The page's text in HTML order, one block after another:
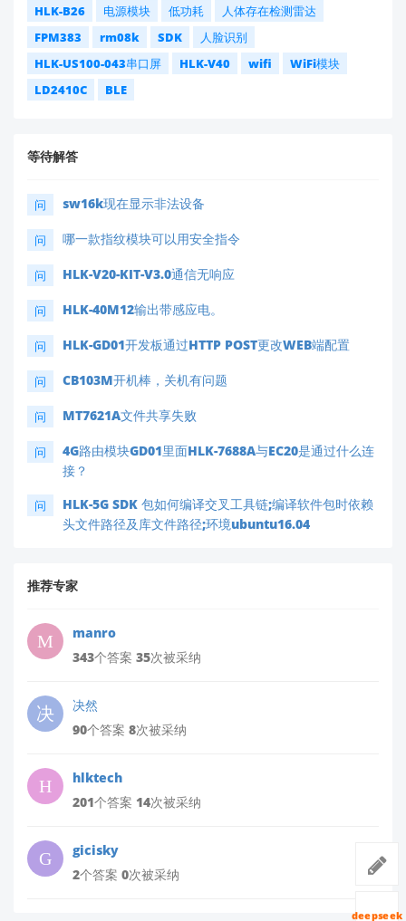
HLK-B26
电源模块 低功耗
人体存在检测雷达
FPM383
rm08k SDK
人脸识别
HLK-US100-043串口屏
HLK-V40 wifi
WiFi模块
LD2410C
BLE
等待解答
问 sw16k现在显示非法设备
问 哪一款指纹模块可以用安全指令
问 HLK-V20-KIT-V3.0通信无响应
问 HLK-40M12输出带感应电。
问 HLK-GD01开发板通过HTTP POST更改WEB端配置
问 CB103M开机棒，关机有问题
问 MT7621A文件共享失败
问
4G路由模块GD01里面HLK-7688A与EC20是通过什么连
接？
问
HLK-5G SDK 包如何编译交叉工具链;编译软件包时依赖
头文件路径及库文件路径;环境ubuntu16.04
推荐专家
manro
343个答案 35次被采纳
决然
90个答案 8次被采纳
hlktech
201个答案 14次被采纳
gicisky
2个答案 0次被采纳
deepseek